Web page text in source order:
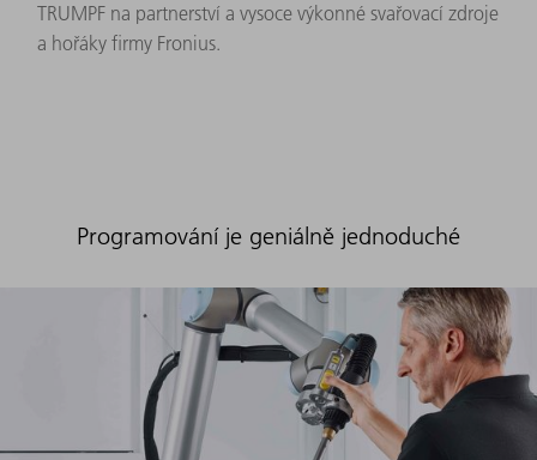
TRUMPF na partnerství a vysoce výkonné svařovací zdroje
a hořáky firmy Fronius.
Programování je geniálně jednoduché